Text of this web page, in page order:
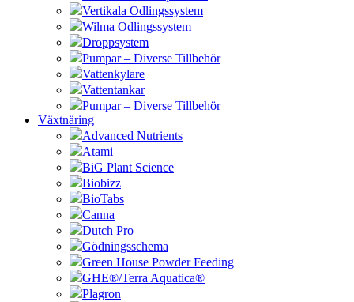
Vertikala Odlingssystem
Wilma Odlingssystem
Droppsystem
Pumpar – Diverse Tillbehör
Vattenkylare
Vattentankar
Pumpar – Diverse Tillbehör
Växtnäring
Advanced Nutrients
Atami
BiG Plant Science
Biobizz
BioTabs
Canna
Dutch Pro
Gödningsschema
Green House Powder Feeding
GHE®/Terra Aquatica®
Plagron